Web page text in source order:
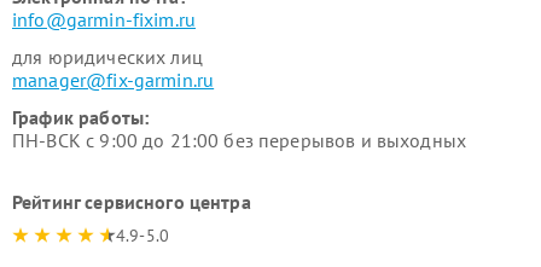
info@garmin-fixim.ru
для юридических лиц
manager@fix-garmin.ru
График работы:
ПН-ВСК с 9:00 до 21:00 без перерывов и выходных
Рейтинг сервисного центра
4.9-5.0